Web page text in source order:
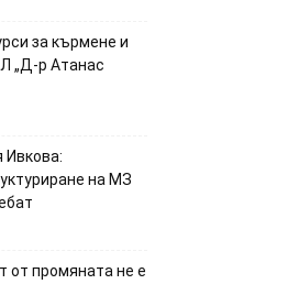
за кърмене и
„Д-р Атанас
Ивкова:
на МЗ
от промяната не е